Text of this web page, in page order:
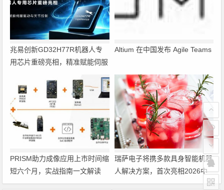
兆易创新GD32H77R机器人专
用芯片重磅亮相，精准赋能伺服
Altium 在中国发布 Agile Teams
PRISM助力成像应用上市时间缩
短六个月，实战指南一文解读
瑞萨电子将携多款具身智能机器
人解决方案，首次亮相2026中
国具身智能机器人产业大会